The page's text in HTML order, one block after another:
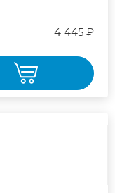
4 445 ₽